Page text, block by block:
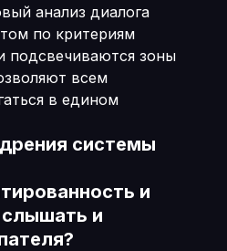
анализ диалога
по критериям
подсвечиваются зоны
всем
в едином
системы
и
и